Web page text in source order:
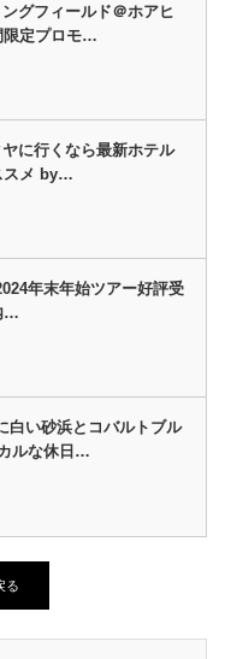
ングフィールド＠ホアヒ
限定プロモ…
ヤに行くなら最新ホテル
スメ by…
年末年始ツアー好評受
…
白い砂浜とコバルトブル
ルな休日…
る